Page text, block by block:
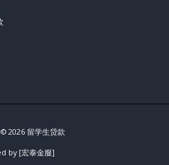
2026 留学生贷款
by [宏泰金服]